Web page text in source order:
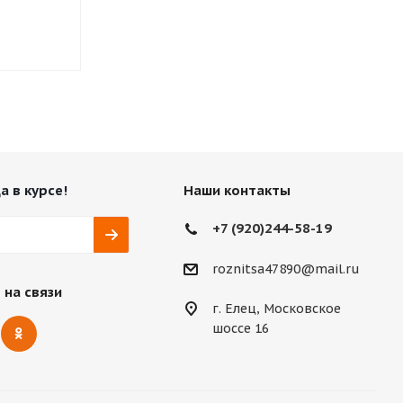
в курсе!
связи
Наши контакты
+7 (920)244-58-19
roznitsa47890@mail.ru
г. Елец, Московское
шоссе 16